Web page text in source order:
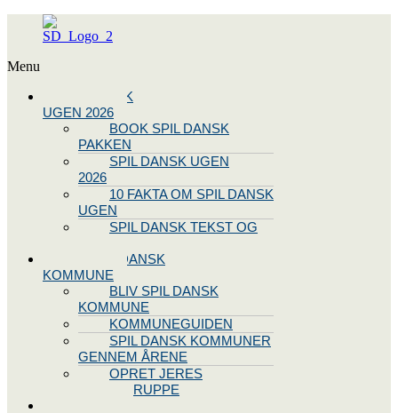
Menu
SPIL DANSK
UGEN 2026
BOOK SPIL DANSK
PAKKEN
SPIL DANSK UGEN
2026
10 FAKTA OM SPIL DANSK
UGEN
SPIL DANSK TEKST OG
BLIV SPIL DANSK
KOMMUNE
BLIV SPIL DANSK
KOMMUNE
KOMMUNEGUIDEN
SPIL DANSK KOMMUNER
GENNEM ÅRENE
OPRET JERES
STYREGRUPPE